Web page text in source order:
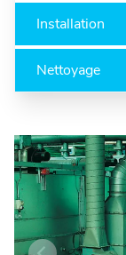
Installation
Nettoyage